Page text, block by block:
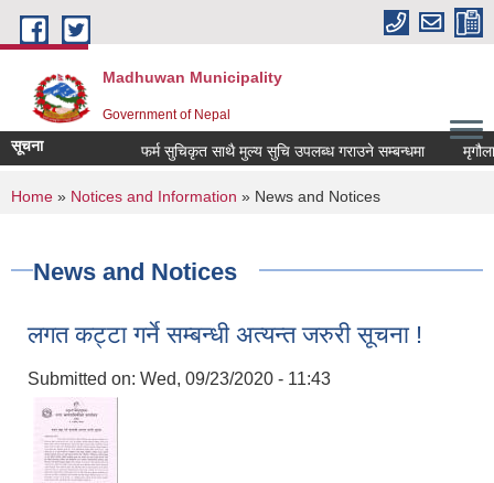
Skip to main content
Madhuwan Municipality
Government of Nepal
सूचना फर्म सुचिकृत साथै मुल्य सुचि उपलब्ध गराउने सम्बन्धमा मृगौला
You are here
Home » Notices and Information » News and Notices
News and Notices
लगत कट्टा गर्ने सम्बन्धी अत्यन्त जरुरी सूचना !
Submitted on: Wed, 09/23/2020 - 11:43